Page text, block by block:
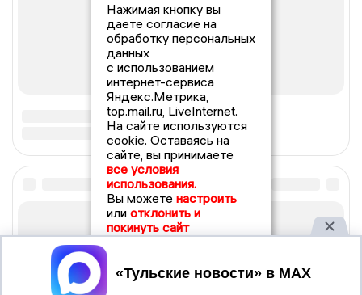
Нажимая кнопку вы
даете согласие на
обработку персональных
данных
с использованием
интернет-сервиса
Яндекс.Метрика,
top.mail.ru, LiveInternet.
На сайте используются
cookie. Оставаясь на
сайте, вы принимаете
все условия
использования.
Вы можете настроить
или отклонить и
покинуть сайт
Принять